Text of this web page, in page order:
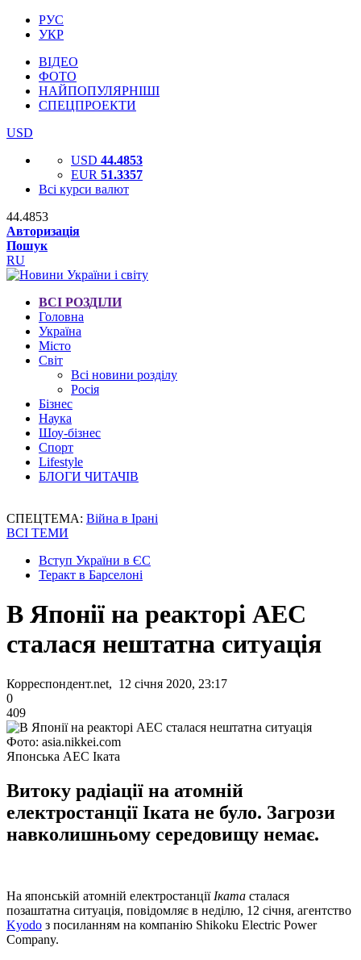
РУС
УКР
ВІДЕО
ФОТО
НАЙПОПУЛЯРНІШІ
СПЕЦПРОЕКТИ
USD
USD 44.4853
EUR 51.3357
Всі курси валют
44.4853
Авторизація
Пошук
RU
ВСІ РОЗДІЛИ
Головна
Україна
Місто
Світ
Всі новини розділу
Росія
Бізнес
Наука
Шоу-бізнес
Спорт
Lifestyle
БЛОГИ ЧИТАЧІВ
СПЕЦТЕМА: Війна в Ірані
ВСІ ТЕМИ
Вступ України в ЄС
Теракт в Барселоні
В Японії на реакторі АЕС
сталася нештатна ситуація
Корреспондент.net, 12 січня 2020, 23:17
0
409
Фото: asia.nikkei.com
Японська АЕС Іката
Витоку радіації на атомній
електростанції Іката не було. Загрози
навколишньому середовищу немає.
На японській атомній електростанції Іката сталася
позаштатна ситуація, повідомляє в неділю, 12 січня, агентство
Kyodo з посиланням на компанію Shikoku Electric Power
Company.